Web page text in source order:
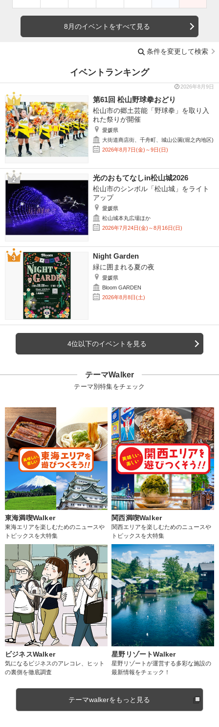
8月のイベントをすべて見る
条件を変更して検索
イベントランキング
2026年8月9日
第61回 松山野球拳おどり
松山市の郷土芸能「野球拳」を取り入
れた祭りが開催
愛媛県
大街道商店街、千舟町、城山公園(堀之内地区)
2026年8月7日(金)～9日(日)
光のおもてなしin松山城2026
松山市のシンボル「松山城」をライト
アップ
愛媛県
松山城本丸広場ほか
2026年7月24日(金)～8月16日(日)
Night Garden
緑に囲まれる夏の夜
愛媛県
Bloom GARDEN
2026年8月8日(土)
4位以下のイベントを見る
テーマWalker
テーマ別特集をチェック
東海満喫Walker
東海エリアを楽しむためのニュースや
トピックスを大特集
関西満喫Walker
関西エリアを楽しむためのニュースや
トピックスを大特集
ビジネスWalker
気になるビジネスのアレコレ、ヒット
の裏側を徹底調査
星野リゾートWalker
星野リゾートが運営する多彩な施設の
最新情報をチェック！
テーマwalkerをもっと見る